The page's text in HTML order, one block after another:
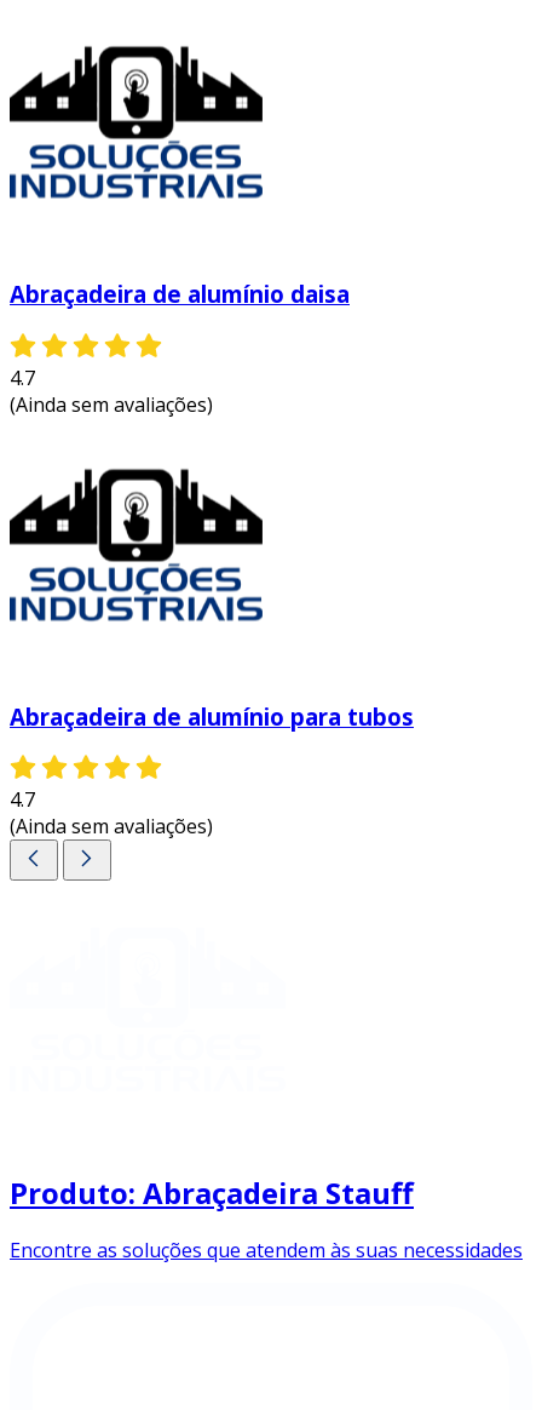
Abraçadeira de alumínio daisa
4.7
(Ainda sem avaliações)
Abraçadeira de alumínio para tubos
4.7
(Ainda sem avaliações)
Produto: Abraçadeira Stauff
Encontre as soluções que atendem às suas necessidades